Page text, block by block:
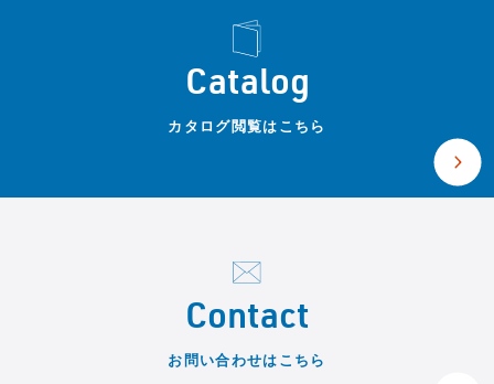
Catalog
カタログ閲覧はこちら
Contact
お問い合わせはこちら